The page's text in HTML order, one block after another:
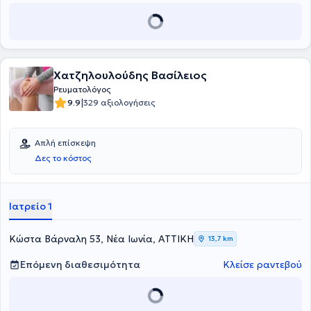
Χατζηλουλούδης Βασίλειος
Ρευματολόγος
9.9|329 αξιολογήσεις
Απλή επίσκεψη
Δες το κόστος
Ιατρείο 1
Κώστα Βάρναλη 53, Νέα Ιωνία, ΑΤΤΙΚΗ 13,7 km
Επόμενη διαθεσιμότητα Κλείσε ραντεβού